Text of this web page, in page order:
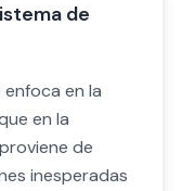
de
en la
en la
de
inesperadas